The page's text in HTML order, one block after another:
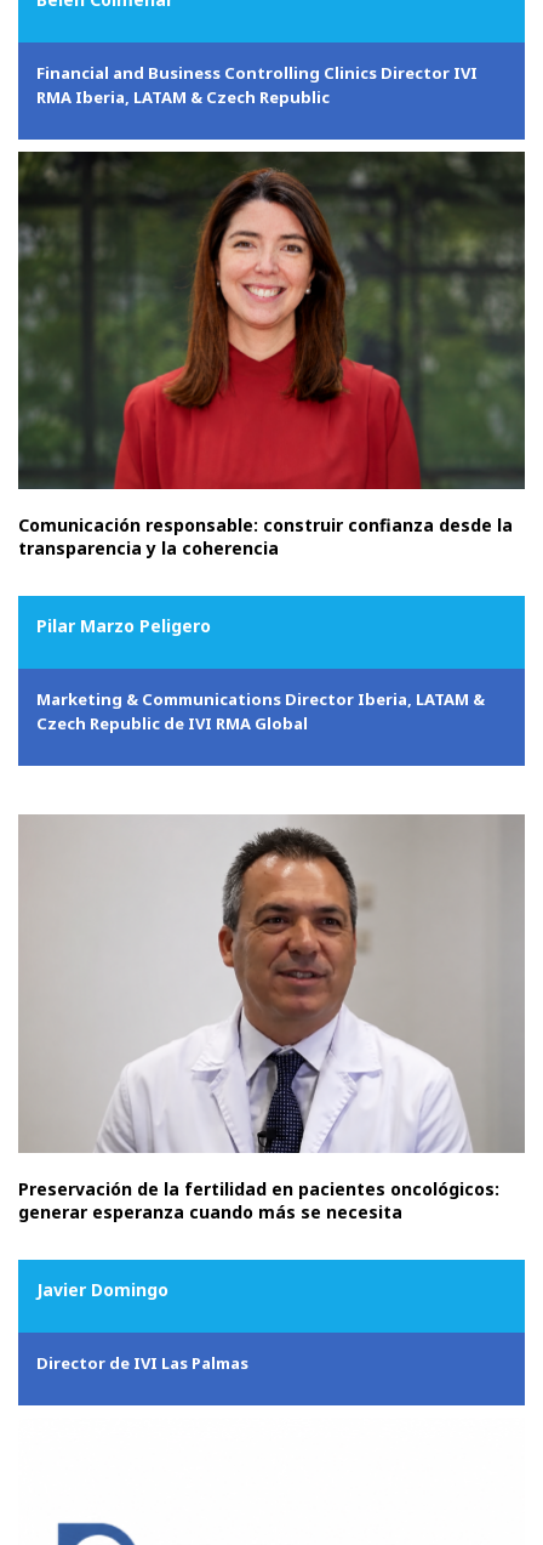
Financial and Business Controlling Clinics Director IVI
RMA Iberia, LATAM & Czech Republic
Comunicación responsable: construir confianza desde la
transparencia y la coherencia
Pilar Marzo Peligero
Marketing & Communications Director Iberia, LATAM &
Czech Republic de IVI RMA Global
Preservación de la fertilidad en pacientes oncológicos:
generar esperanza cuando más se necesita
Javier Domingo
Director de IVI Las Palmas